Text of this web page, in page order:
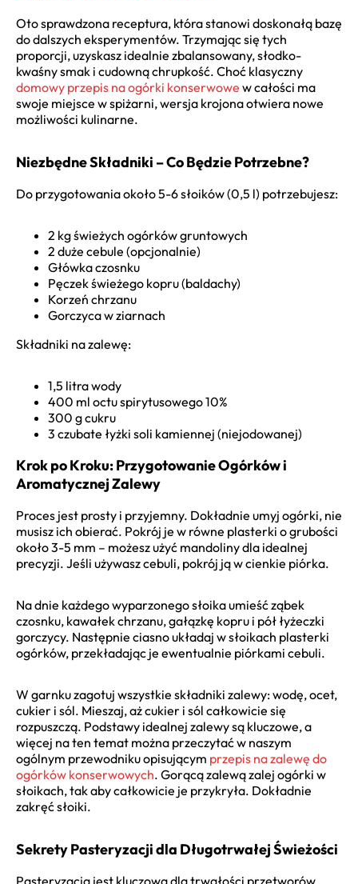
Oto sprawdzona receptura, która stanowi doskonałą bazę
do dalszych eksperymentów. Trzymając się tych
proporcji, uzyskasz idealnie zbalansowany, słodko-
kwaśny smak i cudowną chrupkość. Choć klasyczny
domowy przepis na ogórki konserwowe w całości ma
swoje miejsce w spiżarni, wersja krojona otwiera nowe
możliwości kulinarne.
Niezbędne Składniki – Co Będzie Potrzebne?
Do przygotowania około 5-6 słoików (0,5 l) potrzebujesz:
2 kg świeżych ogórków gruntowych
2 duże cebule (opcjonalnie)
Główka czosnku
Pęczek świeżego kopru (baldachy)
Korzeń chrzanu
Gorczyca w ziarnach
Składniki na zalewę:
1,5 litra wody
400 ml octu spirytusowego 10%
300 g cukru
3 czubate łyżki soli kamiennej (niejodowanej)
Krok po Kroku: Przygotowanie Ogórków i
Aromatycznej Zalewy
Proces jest prosty i przyjemny. Dokładnie umyj ogórki, nie
musisz ich obierać. Pokrój je w równe plasterki o grubości
około 3-5 mm – możesz użyć mandoliny dla idealnej
precyzji. Jeśli używasz cebuli, pokrój ją w cienkie piórka.
Na dnie każdego wyparzonego słoika umieść ząbek
czosnku, kawałek chrzanu, gałązkę kopru i pół łyżeczki
gorczycy. Następnie ciasno układaj w słoikach plasterki
ogórków, przekładając je ewentualnie piórkami cebuli.
W garnku zagotuj wszystkie składniki zalewy: wodę, ocet,
cukier i sól. Mieszaj, aż cukier i sól całkowicie się
rozpuszczą. Podstawy idealnej zalewy są kluczowe, a
więcej na ten temat można przeczytać w naszym
ogólnym przewodniku opisującym przepis na zalewę do
ogórków konserwowych. Gorącą zalewą zalej ogórki w
słoikach, tak aby całkowicie je przykryła. Dokładnie
zakręć słoiki.
Sekrety Pasteryzacji dla Długotrwałej Świeżości
Pasteryzacja jest kluczowa dla trwałości przetworów.